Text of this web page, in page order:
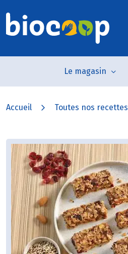
Le magasin
Accueil Toutes nos recettes